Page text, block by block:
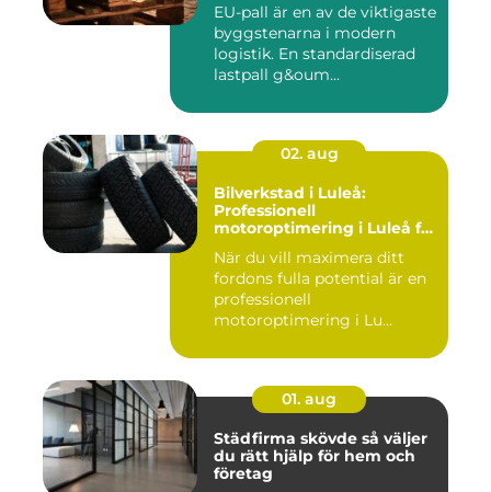
EU-pall är en av de viktigaste
byggstenarna i modern
logistik. En standardiserad
lastpall g&oum...
02. aug
Bilverkstad i Luleå:
Professionell
motoroptimering i Luleå för
När du vill maximera ditt
fordons fulla potential är en
professionell
motoroptimering i Lu...
01. aug
Städfirma skövde så väljer
du rätt hjälp för hem och
företag